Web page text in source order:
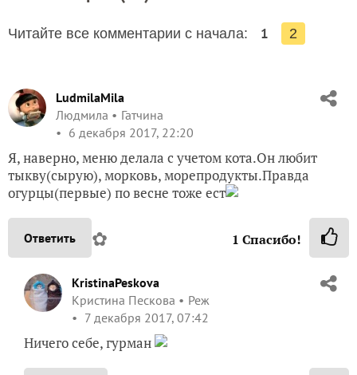
Читайте все комментарии с начала: 1 2
LudmilaMila
Людмила
Гатчина
6 декабря 2017, 22:20
Я, наверно, меню делала с учетом кота.Он любит
тыкву(сырую), морковь, морепродукты.Правда
огурцы(первые) по весне тоже ест
Ответить ✿ 1 Спасибо!
KristinaPeskova
Кристина Пескова
Реж
7 декабря 2017, 07:42
Ничего себе, гурман